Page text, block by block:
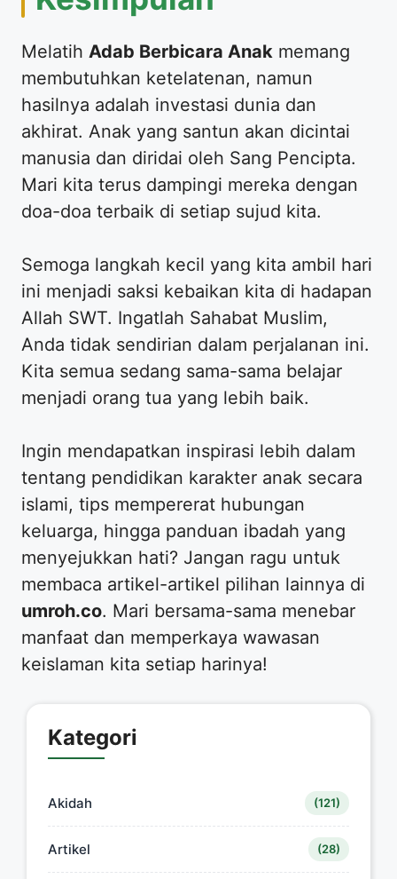
​Melatih Adab Berbicara Anak memang
membutuhkan ketelatenan, namun
hasilnya adalah investasi dunia dan
akhirat. Anak yang santun akan dicintai
manusia dan diridai oleh Sang Pencipta.
Mari kita terus dampingi mereka dengan
doa-doa terbaik di setiap sujud kita.
​Semoga langkah kecil yang kita ambil hari
ini menjadi saksi kebaikan kita di hadapan
Allah SWT. Ingatlah Sahabat Muslim,
Anda tidak sendirian dalam perjalanan ini.
Kita semua sedang sama-sama belajar
menjadi orang tua yang lebih baik.
​Ingin mendapatkan inspirasi lebih dalam
tentang pendidikan karakter anak secara
islami, tips mempererat hubungan
keluarga, hingga panduan ibadah yang
menyejukkan hati? Jangan ragu untuk
membaca artikel-artikel pilihan lainnya di
umroh.co. Mari bersama-sama menebar
manfaat dan memperkaya wawasan
keislaman kita setiap harinya!
Kategori
Akidah (121)
Artikel (28)